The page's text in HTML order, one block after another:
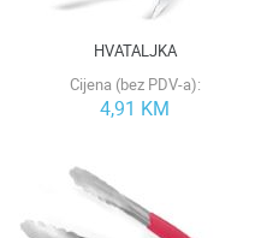
HVATALJKA
Cijena (bez PDV-a):
4,91 KM